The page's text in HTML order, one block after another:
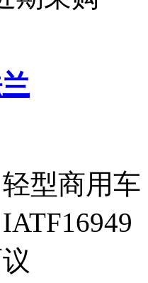
轻型商用
IATF16949